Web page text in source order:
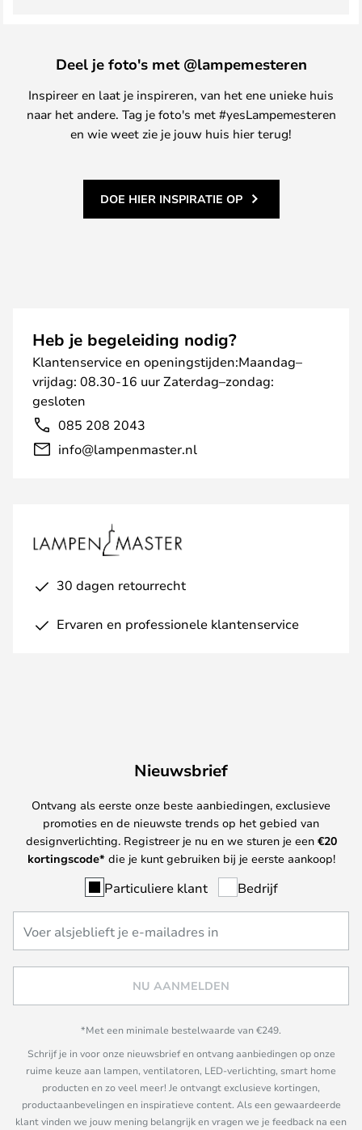
Deel je foto's met @lampemesteren
Inspireer en laat je inspireren, van het ene unieke huis
naar het andere. Tag je foto's met #yesLampemesteren
en wie weet zie je jouw huis hier terug!
DOE HIER INSPIRATIE OP
Heb je begeleiding nodig?
Klantenservice en openingstijden:Maandag–
vrijdag: 08.30-16 uur Zaterdag–zondag:
gesloten
085 208 2043
info@lampenmaster.nl
30 dagen retourrecht
Ervaren en professionele klantenservice
Nieuwsbrief
Ontvang als eerste onze beste aanbiedingen, exclusieve
promoties en de nieuwste trends op het gebied van
designverlichting. Registreer je nu en we sturen je een €20
kortingscode* die je kunt gebruiken bij je eerste aankoop!
Particuliere klant Bedrijf
NU AANMELDEN
*Met een minimale bestelwaarde van €249.
Schrijf je in voor onze nieuwsbrief en ontvang aanbiedingen op onze
ruime keuze aan lampen, ventilatoren, LED-verlichting, smart home
producten en zo veel meer! Je ontvangt exclusieve kortingen,
productaanbevelingen en inspiratieve content. Als een gewaardeerde
klant vinden we jouw mening belangrijk en vragen we je feedback na een